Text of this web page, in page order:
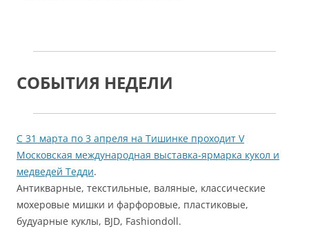
СОБЫТИЯ НЕДЕЛИ
С 31 марта по 3 апреля на Тишинке проходит V
Московская международная выставка-ярмарка кукол и
медведей Тедди.
Антикварные, текстильные, валяные, классические
мохеровые мишки и фарфоровые, пластиковые,
будуарные куклы, BJD, Fashiondoll.